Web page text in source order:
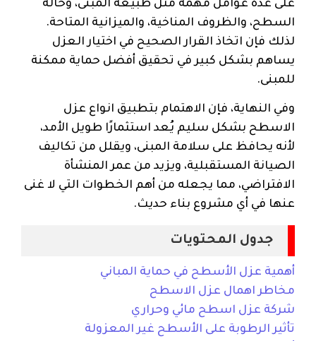
على عدة عوامل مهمة مثل طبيعة المبنى، وحالة
السطح، والظروف المناخية، والميزانية المتاحة.
لذلك فإن اتخاذ القرار الصحيح في اختيار العزل
يساهم بشكل كبير في تحقيق أفضل حماية ممكنة
للمبنى.
وفي النهاية، فإن الاهتمام بتطبيق انواع عزل
الاسطح بشكل سليم يُعد استثمارًا طويل الأمد،
لأنه يحافظ على سلامة المبنى، ويقلل من تكاليف
الصيانة المستقبلية، ويزيد من عمر المنشأة
الافتراضي، مما يجعله من أهم الخطوات التي لا غنى
عنها في أي مشروع بناء حديث.
جدول المحتويات
أهمية عزل الأسطح في حماية المباني
مخاطر اهمال عزل الاسطح
شركة عزل اسطح مائي وحراري
تأثير الرطوبة على الأسطح غير المعزولة